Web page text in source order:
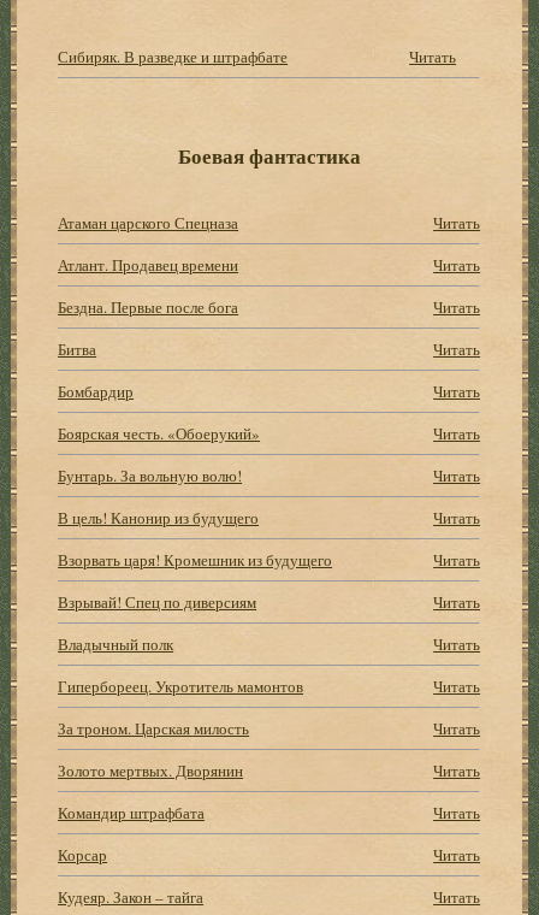
Сибиряк. В разведке и штрафбате Читать
Боевая фантастика
Атаман царского Спецназа
Читать
Атлант. Продавец времени
Читать
Бездна. Первые после бога
Читать
Битва
Читать
Бомбардир
Читать
Боярская честь. «Обоерукий»
Читать
Бунтарь. За вольную волю!
Читать
В цель! Канонир из будущего
Читать
Взорвать царя! Кромешник из будущего
Читать
Взрывай! Спец по диверсиям
Читать
Владычный полк
Читать
Гипербореец. Укротитель мамонтов
Читать
За троном. Царская милость
Читать
Золото мертвых. Дворянин
Читать
Командир штрафбата
Читать
Корсар
Читать
Кудеяр. Закон – тайга
Читать